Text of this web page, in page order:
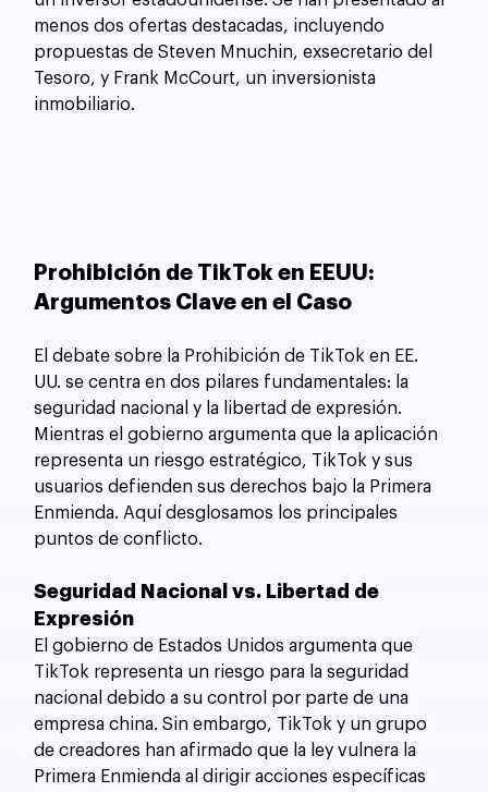
menos dos ofertas destacadas, incluyendo
propuestas de Steven Mnuchin, exsecretario del
Tesoro, y Frank McCourt, un inversionista
inmobiliario.
Prohibición de TikTok en EEUU:
Argumentos Clave en el Caso
El debate sobre la Prohibición de TikTok en EE.
UU. se centra en dos pilares fundamentales: la
seguridad nacional y la libertad de expresión.
Mientras el gobierno argumenta que la aplicación
representa un riesgo estratégico, TikTok y sus
usuarios defienden sus derechos bajo la Primera
Enmienda. Aquí desglosamos los principales
puntos de conflicto.
Seguridad Nacional vs. Libertad de
Expresión
El gobierno de Estados Unidos argumenta que
TikTok representa un riesgo para la seguridad
nacional debido a su control por parte de una
empresa china. Sin embargo, TikTok y un grupo
de creadores han afirmado que la ley vulnera la
Primera Enmienda al dirigir acciones específicas